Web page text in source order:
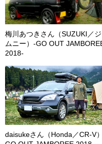
梅川あつきさん（SUZUKI／ジ
ムニー）-GO OUT
2018-
daisukeさん（Honda／CR-V